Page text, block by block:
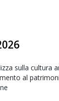
sulla cultura
al